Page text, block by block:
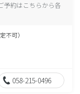
予約はこちらから各
可）
058-215-0496